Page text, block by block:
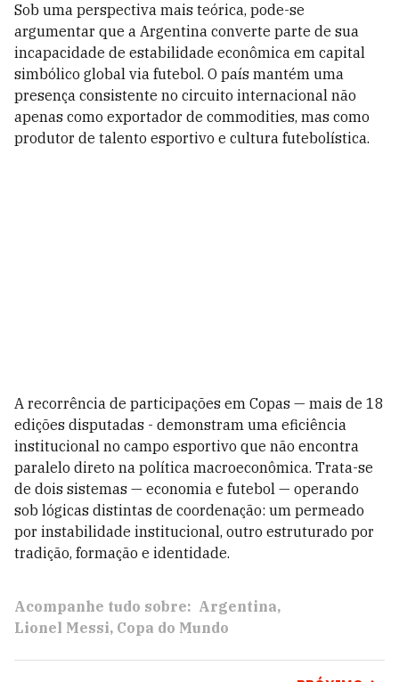
Sob uma perspectiva mais teórica, pode-se
argumentar que a Argentina converte parte de sua
incapacidade de estabilidade econômica em capital
simbólico global via futebol. O país mantém uma
presença consistente no circuito internacional não
apenas como exportador de commodities, mas como
produtor de talento esportivo e cultura futebolística.
A recorrência de participações em Copas — mais de 18
edições disputadas - demonstram uma eficiência
institucional no campo esportivo que não encontra
paralelo direto na política macroeconômica. Trata-se
de dois sistemas — economia e futebol — operando
sob lógicas distintas de coordenação: um permeado
por instabilidade institucional, outro estruturado por
tradição, formação e identidade.
Acompanhe tudo sobre: Argentina
Lionel Messi Copa do Mundo